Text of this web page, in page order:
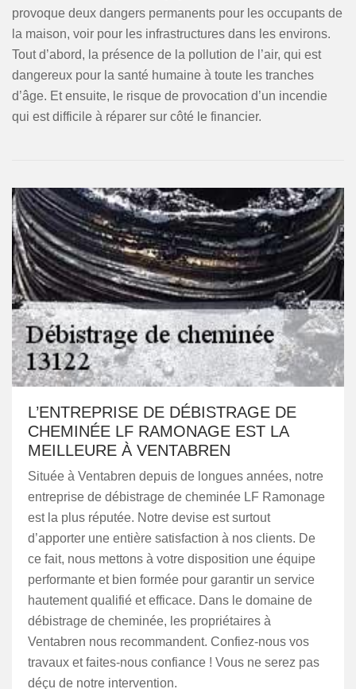
provoque deux dangers permanents pour les occupants de
la maison, voir pour les infrastructures dans les environs.
Tout d’abord, la présence de la pollution de l’air, qui est
dangereux pour la santé humaine à toute les tranches
d’âge. Et ensuite, le risque de provocation d’un incendie
qui est difficile à réparer sur côté le financier.
L’ENTREPRISE DE DÉBISTRAGE DE
CHEMINÉE LF RAMONAGE EST LA
MEILLEURE À VENTABREN
Située à Ventabren depuis de longues années, notre
entreprise de débistrage de cheminée LF Ramonage
est la plus réputée. Notre devise est surtout
d’apporter une entière satisfaction à nos clients. De
ce fait, nous mettons à votre disposition une équipe
performante et bien formée pour garantir un service
hautement qualifié et efficace. Dans le domaine de
débistrage de cheminée, les propriétaires à
Ventabren nous recommandent. Confiez-nous vos
travaux et faites-nous confiance ! Vous ne serez pas
déçu de notre intervention.